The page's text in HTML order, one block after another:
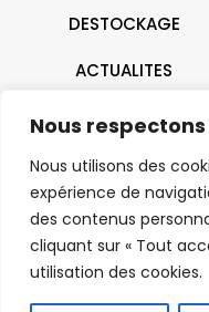
Nous
Nous utilisons des
expérience de
des contenus
cliquant sur « Tout
utilisation des cookies.
DESTOCKAGE
ACTUALITES
CONTACT
© 2026 J'ai Dit Oui |
Tous droits